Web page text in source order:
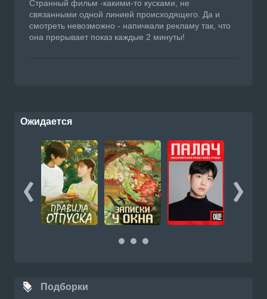
Странный фильм -какими-то кусками, не
связанными одной линией происходящего. Да и
смотреть невозможно - напичкали рекламу так, что
она прерывает показ каждые 2 минуты!
Ожидается
Подборки